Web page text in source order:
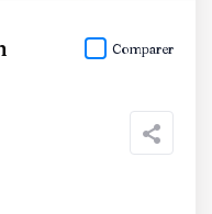
Comparer